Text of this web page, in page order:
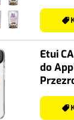
Etui
do